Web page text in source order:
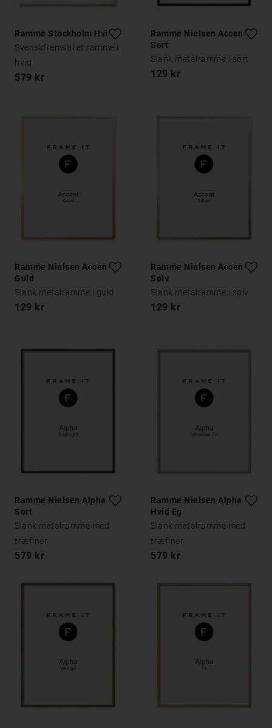
Ramme Stockholm Hvid
Svenskfremstillet ramme i
hvid
579 kr
Ramme Nielsen Accent
Sort
Slank metalramme i sort
129 kr
Ramme Nielsen Accent
Guld
Slank metalramme i guld
129 kr
Ramme Nielsen Accent
Sølv
Slank metalramme i sølv
129 kr
Ramme Nielsen Alpha
Sort
Slank metalramme med
træfiner
579 kr
Ramme Nielsen Alpha
Hvid Eg
Slank metalramme med
træfiner
579 kr